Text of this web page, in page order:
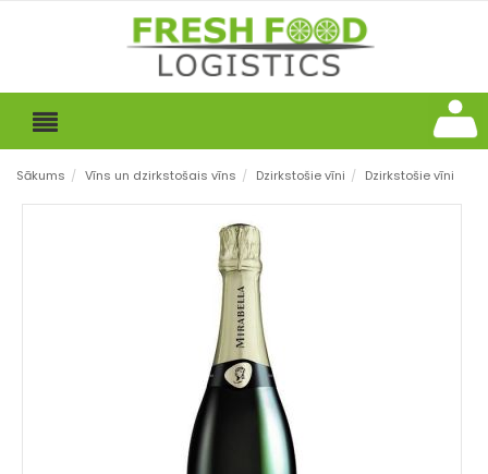
Sākums / Vīns un dzirkstošais vīns / Dzirkstošie vīni / Dzirkstošie vīni